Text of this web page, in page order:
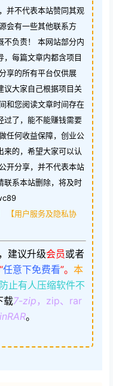
并不代表本站赞同其观
会有一些其他联系方
不负责！ 本网站部分内
，每篇文章内都含项目
享的所有平台仅供展
议大家自己根据项目关
和您阅读文章时间存在
过了，能不能赚钱需要
任何收益保障，创业公
来的，希望大家可以认
开分享，并不代表本站
联系本站删除，将及时
【用户服务及隐私协
建议升级会员或者
“任意下免费看”。 本
止有人压缩软件不
载7-zip ，zip、rar
。